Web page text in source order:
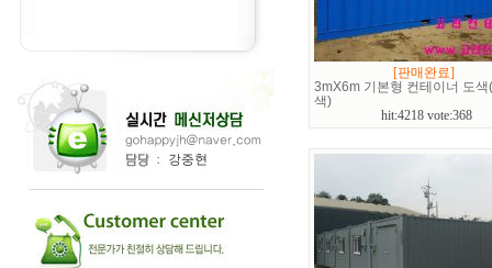
[판매완료]
3mX6m 기본형 컨테이너 도색
색)
hit:4218 vote:368